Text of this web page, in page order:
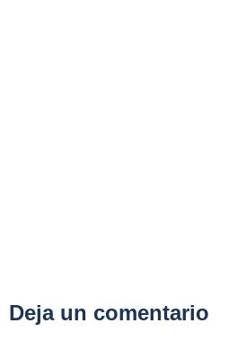
Deja un comentario